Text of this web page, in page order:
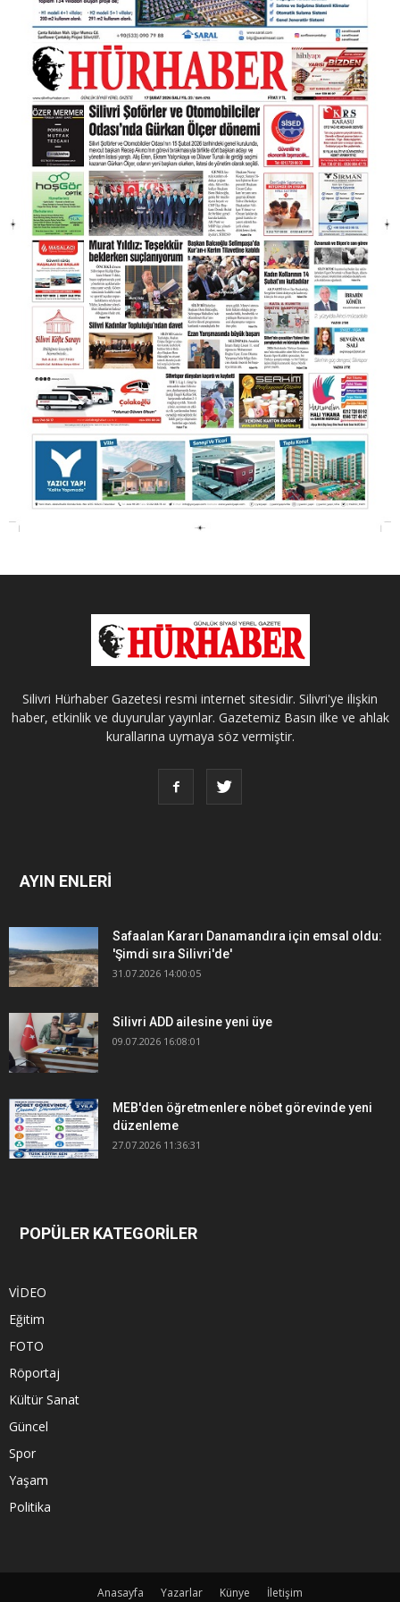
Silivri Hürhaber Gazetesi resmi internet sitesidir. Silivri'ye ilişkin
haber, etkinlik ve duyurular yayınlar. Gazetemiz Basın ilke ve ahlak
kurallarına uymaya söz vermiştir.
AYIN ENLERİ
Safaalan Kararı Danamandıra için emsal oldu:
'Şimdi sıra Silivri'de'
31.07.2026 14:00:05
Silivri ADD ailesine yeni üye
09.07.2026 16:08:01
MEB'den öğretmenlere nöbet görevinde yeni
düzenleme
27.07.2026 11:36:31
POPÜLER KATEGORİLER
VİDEO
Eğitim
FOTO
Röportaj
Kültür Sanat
Güncel
Spor
Yaşam
Politika
Anasayfa Yazarlar Künye
İletişim